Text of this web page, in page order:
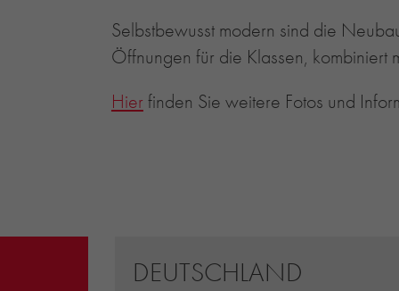
Selbstbewusst modern sind die
Öffnungen für die Klassen, kombiniert
Hier finden Sie weitere Fotos und
DEUTSCHLAND